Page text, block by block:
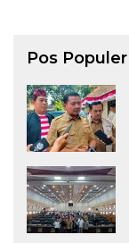
Pos Populer